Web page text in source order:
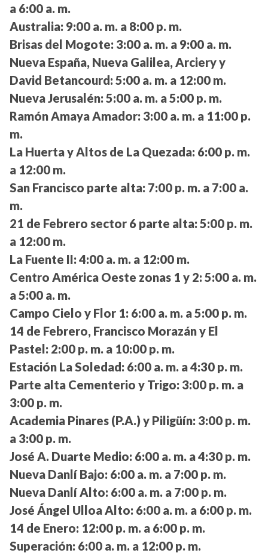
a 6:00 a. m.
Australia: 9:00 a. m. a 8:00 p. m.
Brisas del Mogote: 3:00 a. m. a 9:00 a. m.
Nueva España, Nueva Galilea, Arciery y
David Betancourd: 5:00 a. m. a 12:00 m.
Nueva Jerusalén: 5:00 a. m. a 5:00 p. m.
Ramón Amaya Amador: 3:00 a. m. a 11:00 p.
m.
La Huerta y Altos de La Quezada: 6:00 p. m.
a 12:00 m.
San Francisco parte alta: 7:00 p. m. a 7:00 a.
m.
21 de Febrero sector 6 parte alta: 5:00 p. m.
a 12:00 m.
La Fuente II: 4:00 a. m. a 12:00 m.
Centro América Oeste zonas 1 y 2: 5:00 a. m.
a 5:00 a. m.
Campo Cielo y Flor 1: 6:00 a. m. a 5:00 p. m.
14 de Febrero, Francisco Morazán y El
Pastel: 2:00 p. m. a 10:00 p. m.
Estación La Soledad: 6:00 a. m. a 4:30 p. m.
Parte alta Cementerio y Trigo: 3:00 p. m. a
3:00 p. m.
Academia Pinares (P.A.) y Piligüín: 3:00 p. m.
a 3:00 p. m.
José A. Duarte Medio: 6:00 a. m. a 4:30 p. m.
Nueva Danlí Bajo: 6:00 a. m. a 7:00 p. m.
Nueva Danlí Alto: 6:00 a. m. a 7:00 p. m.
José Ángel Ulloa Alto: 6:00 a. m. a 6:00 p. m.
14 de Enero: 12:00 p. m. a 6:00 p. m.
Superación: 6:00 a. m. a 12:00 p. m.